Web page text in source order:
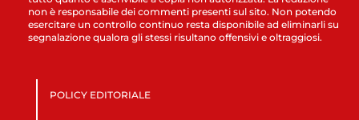
non è responsabile dei commenti presenti sul sito. Non potendo
esercitare un controllo continuo resta disponibile ad eliminarli su
segnalazione qualora gli stessi risultano offensivi e oltraggiosi.
POLICY EDITORIALE